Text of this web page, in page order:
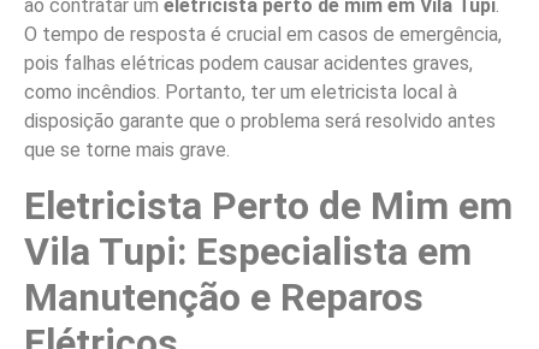
ao contratar um eletricista perto de mim em Vila Tupi.
O tempo de resposta é crucial em casos de emergência,
pois falhas elétricas podem causar acidentes graves,
como incêndios. Portanto, ter um eletricista local à
disposição garante que o problema será resolvido antes
que se torne mais grave.
Eletricista Perto de Mim em
Vila Tupi: Especialista em
Manutenção e Reparos